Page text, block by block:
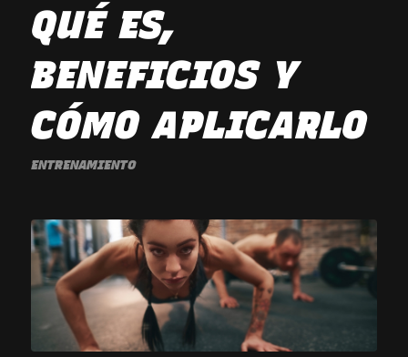
QUÉ ES,
BENEFICIOS Y
CÓMO APLICARLO
ENTRENAMIENTO